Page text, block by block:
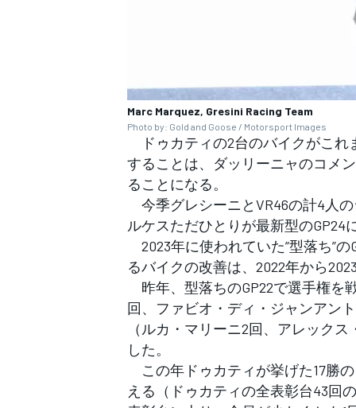
Marc Marquez, Gresini Racing Team
Photo by: Gold and Goose / Motorsport Images
ドゥカティの2台のバイクがこれ
することは、ダッリーニャのコメ
ることになる。
今季グレシーニとVR46の計4人
ルケスただひとりが最新型のGP24
2023年に使われていた”型落ち”
るバイクの改善は、2022年から
昨年、型落ちのGP22で選手権を
回、ファビオ・ディ・ジャンアン
（ルカ・マリーニ2回、アレック
した。
この年ドゥカティが挙げた17勝
える（ドゥカティの全表彰台43回